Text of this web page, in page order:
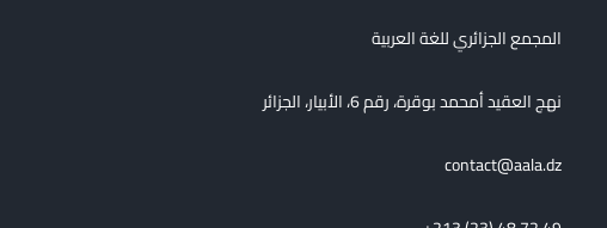
المجمع الجزائري للغة العربية
نهج العقيد أمحمد بوقرة، رقم 6، الأبيار، الجزائر
contact@aala.dz